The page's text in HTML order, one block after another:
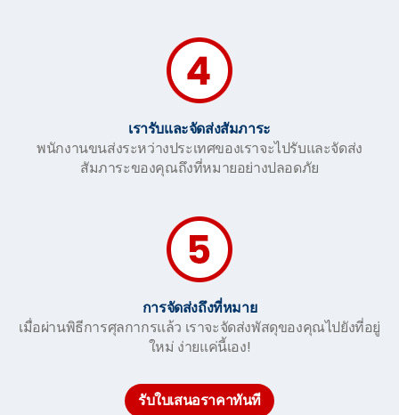
เรารับและจัดส่งสัมภาระ
พนักงานขนส่งระหว่างประเทศของเราจะไปรับและจัดส่ง
สัมภาระของคุณถึงที่หมายอย่างปลอดภัย
การจัดส่งถึงที่หมาย
เมื่อผ่านพิธีการศุลกากรแล้ว เราจะจัดส่งพัสดุของคุณไปยังที่อยู่
ใหม่ ง่ายแค่นี้เอง!
รับใบเสนอราคาทันที